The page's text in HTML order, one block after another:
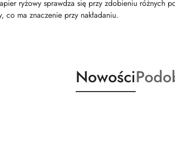
ryżowy sprawdza się przy zdobieniu różnych
co ma znaczenie przy nakładaniu.
Produkty
o
Nowości
o